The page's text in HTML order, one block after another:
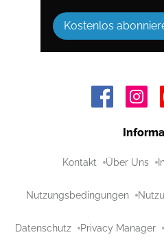
Kostenlos
Kontakt Über Uns
Nutzungsbedingungen
Datenschutz Privacy Manager